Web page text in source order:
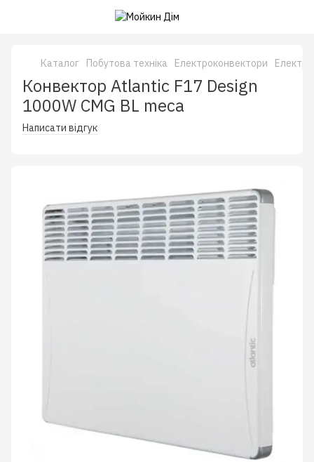
Каталог Побутова техніка Електроконвектори
Конвектор Atlantic F17 Design
1000W CMG BL meca
Написати відгук